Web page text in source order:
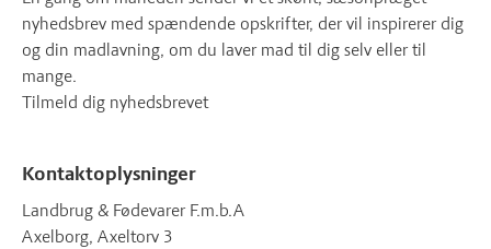
nyhedsbrev med spændende opskrifter, der vil inspirerer dig
og din madlavning, om du laver mad til dig selv eller til
mange.
Tilmeld dig nyhedsbrevet
Kontaktoplysninger
Landbrug & Fødevarer F.m.b.A
Axelborg, Axeltorv 3